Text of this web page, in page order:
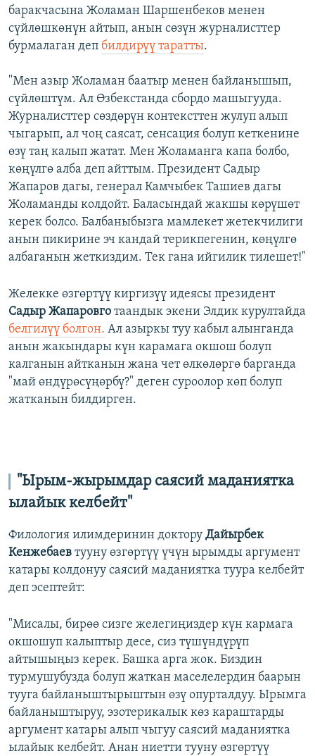
баракчасына Жоламан Шаршенбеков менен
сүйлөшкөнүн айтып, анын сөзүн журналисттер
бурмалаган деп билдирүү таратты.
"Мен азыр Жоламан баатыр менен байланышып,
сүйлөштүм. Ал Өзбекстанда сбордо машыгууда.
Журналисттер сөздөрүн контексттен жулуп алып
чыгарып, ал чоң саясат, сенсация болуп кеткенине
өзү таң калып жатат. Мен Жоламанга капа болбо,
көңүлгө алба деп айттым. Президент Садыр
Жапаров дагы, генерал Камчыбек Ташиев дагы
Жоламанды колдойт. Баласындай жакшы көрүшөт
керек болсо. Балбаныбызга мамлекет жетекчилиги
анын пикирине эч кандай терикпегенин, көңүлгө
албаганын жеткиздим. Тек гана ийгилик тилешет!"
Желекке өзгөртүү киргизүү идеясы президент
Садыр Жапаровго таандык экени Элдик курултайда
белгилүү болгон. Ал азыркы туу кабыл алынганда
анын жакындары күн карамага окшош болуп
калганын айтканын жана чет өлкөлөргө барганда
"май өндүрөсүңөрбү?" деген суроолор көп болуп
жатканын билдирген.
"Ырым-жырымдар саясий маданиятка
ылайык келбейт"
Филология илимдеринин доктору Дайырбек
Кенжебаев тууну өзгөртүү үчүн ырымды аргумент
катары колдонуу саясий маданиятка туура келбейт
деп эсептейт:
"Мисалы, бирөө сизге желегиңиздер күн кармага
окшошуп калыптыр десе, сиз түшүндүрүп
айтышыңыз керек. Башка арга жок. Биздин
турмушубузда болуп жаткан маселелердин баарын
тууга байланыштырыштын өзү опурталдуу. Ырымга
байланыштыруу, эзотерикалык көз караштарды
аргумент катары алып чыгуу саясий маданиятка
ылайык келбейт. Анан ниетти тууну өзгөртүү